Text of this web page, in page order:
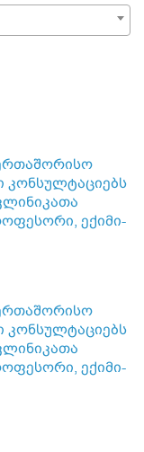
კონსულტაციებს
ექიმი-
კონსულტაციებს
ექიმი-